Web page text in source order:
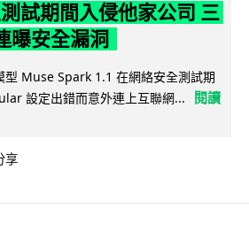
試期間入侵他家公司 三
曝安全漏洞
Muse Spark 1.1 在網絡安全測試期
設定出錯而意外連上互聯網...
閱讀
享